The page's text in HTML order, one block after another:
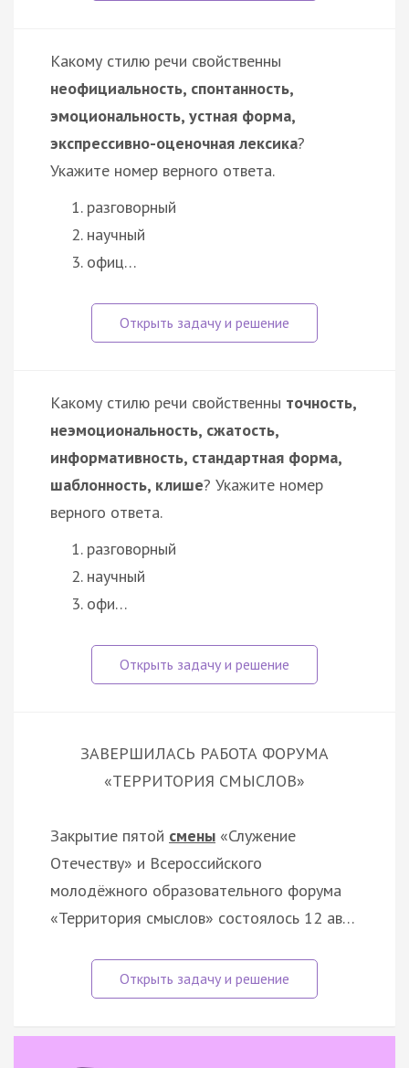
Какому стилю речи свойственны
неофициальность, спонтанность,
эмоциональность, устная форма,
экспрессивно-оценочная лексика?
Укажите номер верного ответа.
разговорный
научный
офиц…
Какому стилю речи свойственны точность,
неэмоциональность, сжатость,
информативность, стандартная форма,
шаблонность, клише? Укажите номер
верного ответа.
разговорный
научный
офи…
ЗАВЕРШИЛАСЬ РАБОТА ФОРУМА
«ТЕРРИТОРИЯ СМЫСЛОВ»
Закрытие пятой смены «Служение
Отечеству» и Всероссийского
молодёжного образовательного форума
«Территория смыслов» состоялось 12 ав…